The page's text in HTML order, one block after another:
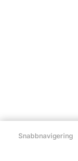
Snabbnavigering